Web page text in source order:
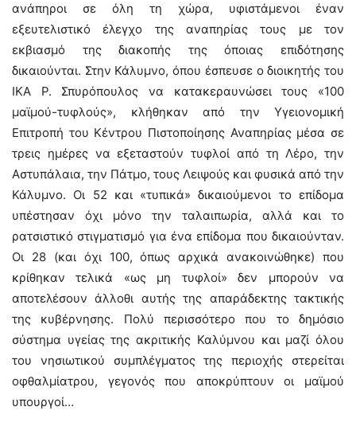
ανάπηροι σε όλη τη χώρα, υφιστάμενοι έναν
εξευτελιστικό έλεγχο της αναπηρίας τους με τον
εκβιασμό της διακοπής της όποιας επιδότησης
δικαιούνται. Στην Κάλυμνο, όπου έσπευσε ο διοικητής του
ΙΚΑ Ρ. Σπυρόπουλος να κατακεραυνώσει τους «100
μαϊμού-τυφλούς», κλήθηκαν από την Υγειονομική
Επιτροπή του Κέντρου Πιστοποίησης Αναπηρίας μέσα σε
τρεις ημέρες να εξεταστούν τυφλοί από τη Λέρο, την
Αστυπάλαια, την Πάτμο, τους Λειψούς και φυσικά από την
Κάλυμνο. Οι 52 και «τυπικά» δικαιούμενοι το επίδομα
υπέστησαν όχι μόνο την ταλαιπωρία, αλλά και το
ρατσιστικό στιγματισμό για ένα επίδομα που δικαιούνταν.
Οι 28 (και όχι 100, όπως αρχικά ανακοινώθηκε) που
κρίθηκαν τελικά «ως μη τυφλοί» δεν μπορούν να
αποτελέσουν άλλοθι αυτής της απαράδεκτης τακτικής
της κυβέρνησης. Πολύ περισσότερο που το δημόσιο
σύστημα υγείας της ακριτικής Καλύμνου και μαζί όλου
του νησιωτικού συμπλέγματος της περιοχής στερείται
οφθαλμίατρου, γεγονός που αποκρύπτουν οι μαϊμού
υπουργοί…